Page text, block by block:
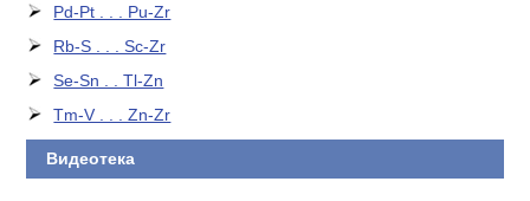
Pd-Pt . . . Pu-Zr
Rb-S . . . Sc-Zr
Se-Sn . . Tl-Zn
Tm-V . . . Zn-Zr
Видеотека